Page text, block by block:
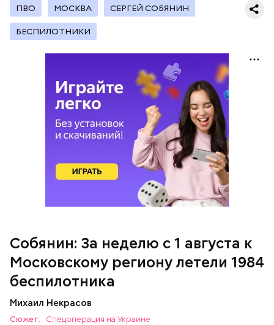
ПВО МОСКВА СЕРГЕЙ СОБЯНИН
БЕСПИЛОТНИКИ
Собянин: За неделю с 1 августа к
Московскому региону летели 1984
беспилотника
Михаил Некрасов
Сюжет:
Спецоперация на Украине
Ранее сообщалось, что на Ильском
нефтеперерабатывающем заводе в
произошло возгорание
падения обломков беспилотника. В результате
получили четыре девушки, их доставили в
больницу с травмами разной степени тяжести.